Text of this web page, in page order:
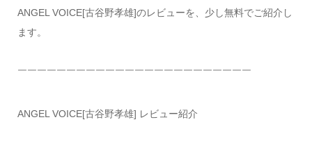
ANGEL VOICE[古谷野孝雄]のレビューを、少し無料でご紹介し
ます。
￣￣￣￣￣￣￣￣￣￣￣￣￣￣￣￣￣￣￣￣￣￣￣￣
ANGEL VOICE[古谷野孝雄] レビュー紹介